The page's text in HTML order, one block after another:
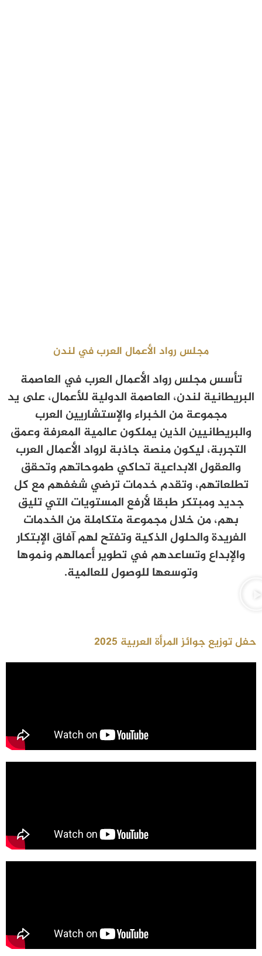
مجلس رواد الأعمال العرب في لندن
تأسس مجلس رواد الأعمال العرب في العاصمة
البريطانية لندن، العاصمة الدولية للأعمال، على يد
مجموعة من الخبراء والإستشاريين العرب
والبريطانيين الذين يملكون عالمية المعرفة وعمق
التجربة، ليكون منصة جاذبة لرواد الأعمال العرب
والعقول الابداعية تحاكي طموحاتهم وتحقق
تطلعاتهم، وتقدم خدمات ترضي شغفهم مع كل
جديد ومبتكر طبقا لأرفع المستويات التي تليق
بهم، من خلال مجموعة متكاملة من الخدمات
الفريدة والحلول الذكية وتفتح لهم آفاق الإبتكار
والإبداع وتساعدهم في تطوير أعمالهم ونموها
وتوسعها للوصول للعالمية.
حفل توزيع جوائز المرأة العربية 2025